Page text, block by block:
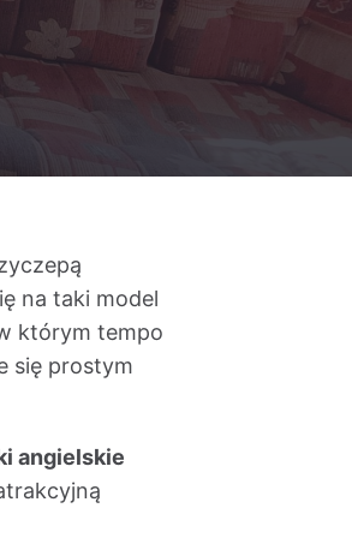
na taki model
którym tempo
się prostym
angielskie